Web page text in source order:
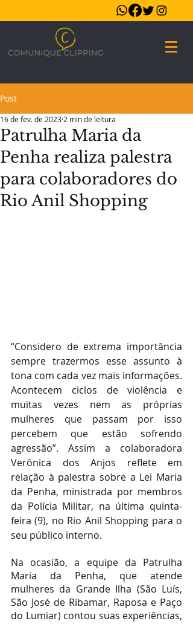
Post
Patrulha Maria da
Penha realiza palestra
para colaboradores do
Rio Anil Shopping
16 de fev. de 2023 2 min de leitura
“Considero de extrema importância
sempre trazermos esse assunto à
tona com cada vez mais informações.
Acontecem ciclos de violência e
muitas vezes nem as próprias
mulheres que passam por isso
percebem que estão sofrendo
agressão”. Assim a colaboradora
Verônica dos Anjos reflete em
relação à palestra sobre a Lei Maria
da Penha, ministrada por membros
da Polícia Militar, na última quinta-
feira (9), no Rio Anil Shopping para o
seu público interno.
Na ocasião, a equipe da Patrulha
Maria da Penha, que atende
mulheres da Grande Ilha (São Luís,
São José de Ribamar, Raposa e Paço
do Lumiar) contou suas experiências,